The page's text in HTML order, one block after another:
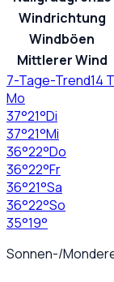
Windrichtung
Windböen
Mittlerer Wind
7-Tage-Trend14
Mo
37°21°Di
37°21°Mi
36°22°Do
36°22°Fr
36°21°Sa
36°22°So
35°19°
Sonnen-/